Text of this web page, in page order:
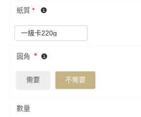
紙質 *
圓角 *
需要 不需要
數量